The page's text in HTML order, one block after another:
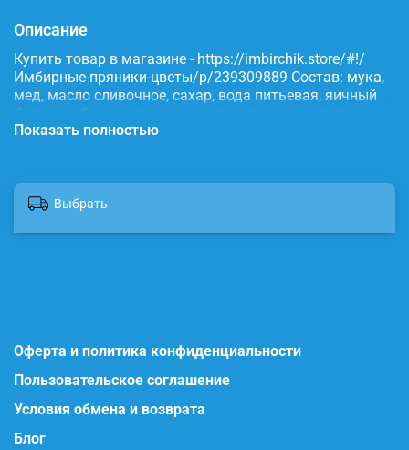
Описание
Купить товар в магазине - https://imbirchik.store/#!/
Имбирные-пряники-цветы/p/239309889 Состав: мука,
мед, масло сливочное, сахар, вода питьевая, яичный
белок, имбирь, корица, сода, пищевые красители.
Показать полностью
Выбрать
Оферта и политика конфиденциальности
Пользовательское соглашение
Условия обмена и возврата
Блог